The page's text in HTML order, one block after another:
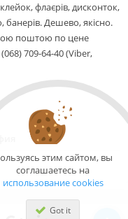
этим сайтом, вы
соглашаетесь на
использование cookies
Got it
флаєрів, дисконток,
банерів. Дешево, якісно.
поштою по цене
709-64-40 (Viber,